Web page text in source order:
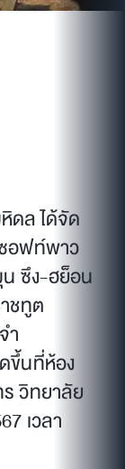
ดล ได้จัด
อฟท์พาว
น ซึง-ฮย็อน
ชทูต
ำ
ขึ้นที่ห้อง
วิทยาลัย
เวลา